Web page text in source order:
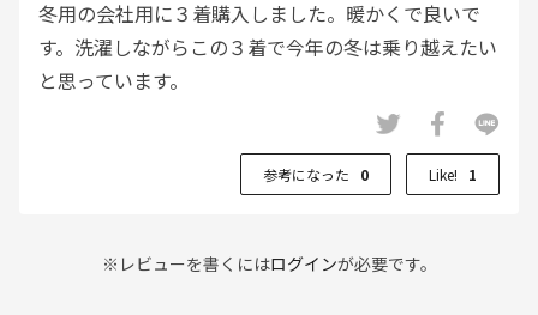
冬用の会社用に３着購入しました。暖かくで良いで
す。洗濯しながらこの３着で今年の冬は乗り越えたい
と思っています。
参考になった 0 Like! 1
※レビューを書くにはログインが必要です。